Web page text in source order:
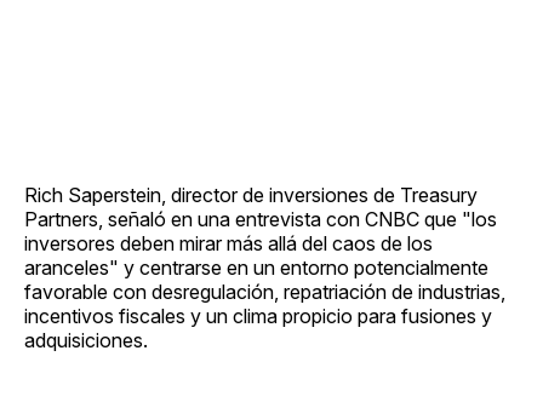
Rich Saperstein, director de inversiones de Treasury
Partners, señaló en una entrevista con CNBC que "los
inversores deben mirar más allá del caos de los
aranceles" y centrarse en un entorno potencialmente
favorable con desregulación, repatriación de industrias,
incentivos fiscales y un clima propicio para fusiones y
adquisiciones.